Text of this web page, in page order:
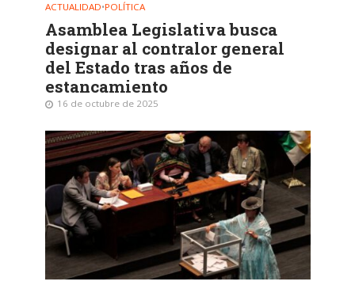
ACTUALIDAD•POLÍTICA
Asamblea Legislativa busca
designar al contralor general
del Estado tras años de
estancamiento
16 de octubre de 2025